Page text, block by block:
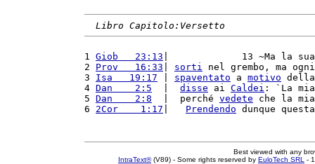
Libro Capitolo:Versetto
1 Giob   23:13 |             13 ~Ma la
2 Prov   16:33 sorti nel grembo, ma
3 Isa   19:17 spaventato a motivo
4 Dan    2:5 disse ai Caldei : `La
5 Dan    2:8
  |  perché
vedete che la
6 2Cor    1:17 Prendendo dunque
Best viewed with any
IntraText®(V89) - Some rights reserved by EuloTech SRL -